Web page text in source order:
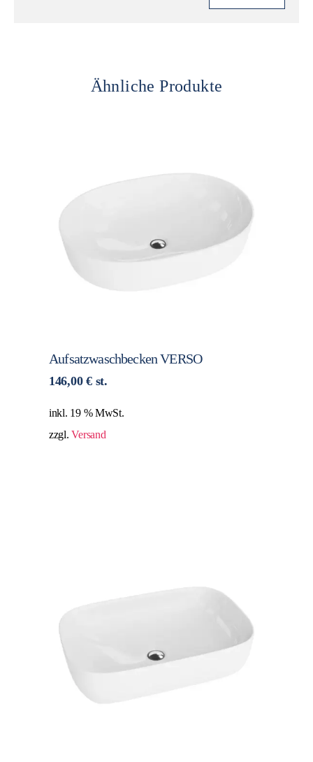
Ähnliche Produkte
Aufsatzwaschbecken VERSO
146,00€ st.
inkl. 19 % MwSt.
zzgl.Versand